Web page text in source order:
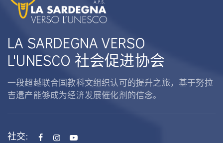
LA SARDEGNA VERSO
L'UNESCO 社会促进协会
一段超越联合国教科文组织认可的提升之旅，基于努拉
吉遗产能够成为经济发展催化剂的信念。
社交: